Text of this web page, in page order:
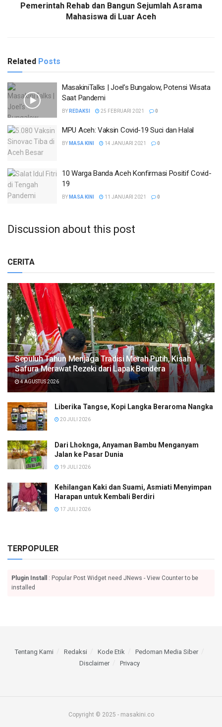
Pemerintah Rehab dan Bangun Sejumlah Asrama
Mahasiswa di Luar Aceh
Related Posts
MasakiniTalks | Joel’s Bungalow, Potensi Wisata
Saat Pandemi
BY REDAKSI 25 FEBRUARI 2021 0
MPU Aceh: Vaksin Covid-19 Suci dan Halal
BY MASA KINI 14 JANUARI 2021 0
10 Warga Banda Aceh Konfirmasi Positif Covid-
19
BY MASA KINI 11 JANUARI 2021 0
Discussion about this post
CERITA
Sepuluh Tahun Menjaga Tradisi Merah Putih, Kisah
Safura Merawat Rezeki dari Lapak Bendera
4 AGUSTUS 2026
Liberika Tangse, Kopi Langka Beraroma Nangka
20 JULI 2026
Dari Lhoknga, Anyaman Bambu Menganyam
Jalan ke Pasar Dunia
19 JULI 2026
Kehilangan Kaki dan Suami, Asmiati Menyimpan
Harapan untuk Kembali Berdiri
17 JULI 2026
TERPOPULER
Plugin Install
: Popular Post Widget need JNews - View Counter to be
installed
Tentang Kami Redaksi Kode Etik
Pedoman Media Siber
Disclaimer
Privacy
Copyright © 2025 - masakini.co